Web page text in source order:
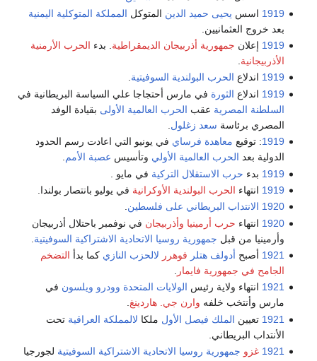
1919 اسس يحيى حميد الدين المتوكل المملكة المتوكلية اليمنية
بعد خروج العثمانيين.
1919 إعلان جمهورية أذربيجان الديمقراطية . بدء الحرب الأرمنية
الأذربيجانية
1919 اندلاع الحرب البولندية السوفيتية.
1919 اندلاع الثورة في مارس أحتجاجا علي السياسة البريطانية في
السلطنة المصرية عقب الحرب العالمية الأولى بقيادة الوفد
المصري برئاسة سعد زغلول
1919: توقيع معاهدة فرساي في يونيو التي اعادت رسم الحدود
الدولية بعد الحرب العالمية الأولي وتأسيس عصبة الأمم
1919 بدء حرب الاستقلال التركية في مايو .
1919 انتهاء الحرب البولندية الأوكرانية في يوليو بانتصار بولندا.
1920 الانتداب البريطاني على فلسطين.
1920 انتهاء حرب أرمينيا وأذربيجان في نوفمبر باحتلال أذربيجان
وأرمينيا من قبل جمهورية روسيا الاتحادية الاشتراكية السوفيتية
1921 أصبح أدولف هتلر فوهرر لالحزب النازي كما بدأ التضخم
الجامح في جمهورية فايمار
1921 انتهاء ولاية رئيس الولايات المتحدة وودرو ويلسون في
مارس وأنتخب خلفه وارن جي. هاردينغ.
1921 تعيين الملك فيصل الأول ملكا لالمملكة العراقية تحت
الأنتداب البريطاني.
1921 غزو جمهورية روسيا الاتحادية الاشتراكية السوفيتية لجورجيا